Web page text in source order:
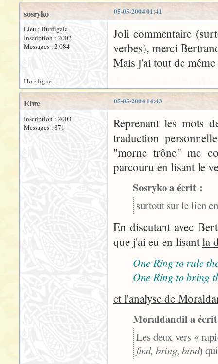
05-05-2004 01:41
sosryko
Lieu : Burdigala
Inscription : 2002
Messages : 2 084
Joli commentaire
verbes), merci
Mais j'ai tout de
Hors ligne
05-05-2004 14:43
Elwe
Inscription : 2003
Messages : 871
Reprenant les mots
traduction
"morne trône" me
parcouru en lisant le
Sosryko a écrit :
surtout sur le lien
En discutant avec
que j'ai eu en lisantla
One Ring to rule
One Ring to bring
et l'analyse de
Moraldandil a
Les deux vers «
find, bring, bind)